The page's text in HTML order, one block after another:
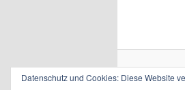
Datenschutz und Cookies: Diese Website